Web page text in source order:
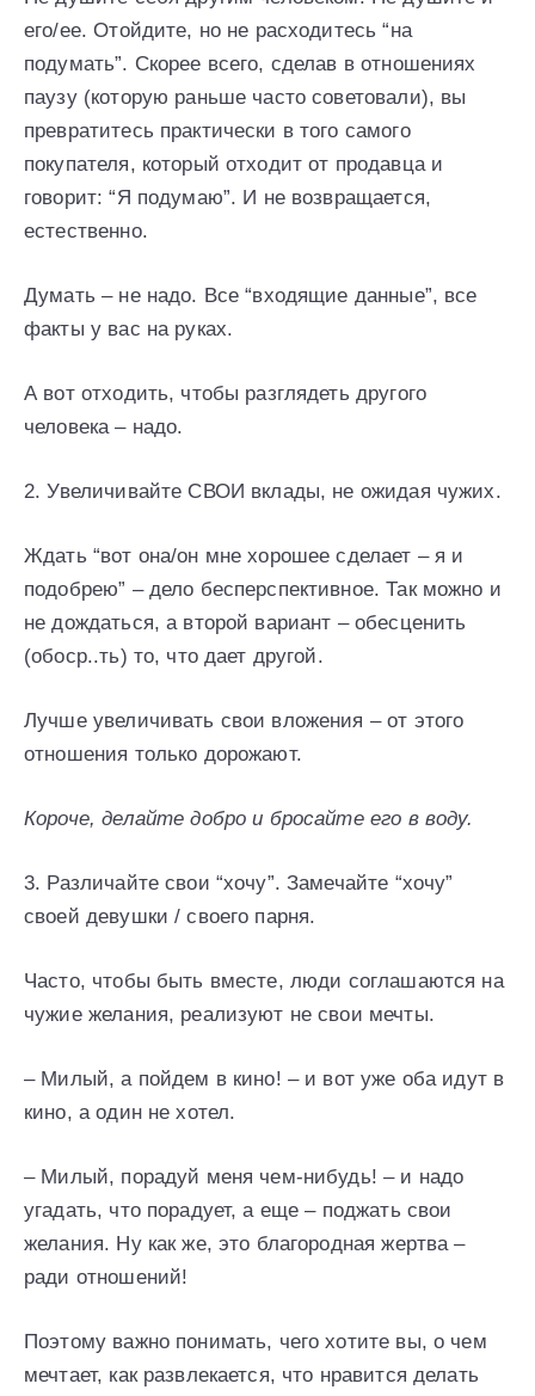
его/ее. Отойдите, но не расходитесь “на
подумать”. Скорее всего, сделав в отношениях
паузу (которую раньше часто советовали), вы
превратитесь практически в того самого
покупателя, который отходит от продавца и
говорит: “Я подумаю”. И не возвращается,
естественно.
Думать – не надо. Все “входящие данные”, все
факты у вас на руках.
А вот отходить, чтобы разглядеть другого
человека – надо.
2. Увеличивайте СВОИ вклады, не ожидая чужих.
Ждать “вот она/он мне хорошее сделает – я и
подобрею” – дело бесперспективное. Так можно и
не дождаться, а второй вариант – обесценить
(обоср..ть) то, что дает другой.
Лучше увеличивать свои вложения – от этого
отношения только дорожают.
Короче, делайте добро и бросайте его в воду.
3. Различайте свои “хочу”. Замечайте “хочу”
своей девушки / своего парня.
Часто, чтобы быть вместе, люди соглашаются на
чужие желания, реализуют не свои мечты.
– Милый, а пойдем в кино! – и вот уже оба идут в
кино, а один не хотел.
– Милый, порадуй меня чем-нибудь! – и надо
угадать, что порадует, а еще – поджать свои
желания. Ну как же, это благородная жертва –
ради отношений!
Поэтому важно понимать, чего хотите вы, о чем
мечтает, как развлекается, что нравится делать